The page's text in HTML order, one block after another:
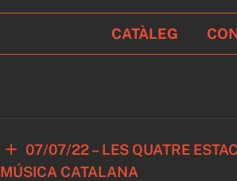
CATÀLEG
07/07/22 – LES QUATRE
MÚSICA CATALANA